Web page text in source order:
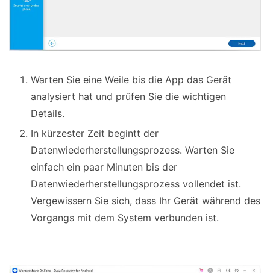
Warten Sie eine Weile bis die App das Gerät
analysiert hat und prüfen Sie die wichtigen
Details.
In kürzester Zeit begintt der
Datenwiederherstellungsprozess. Warten Sie
einfach ein paar Minuten bis der
Datenwiederherstellungsprozess vollendet ist.
Vergewissern Sie sich, dass Ihr Gerät während des
Vorgangs mit dem System verbunden ist.